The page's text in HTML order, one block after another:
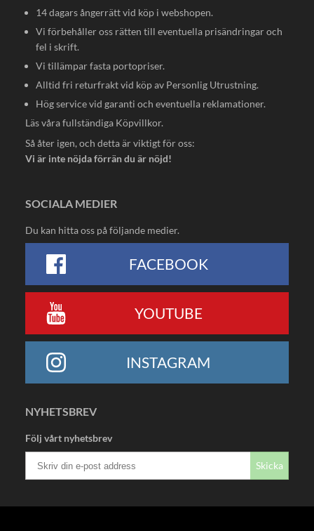
14 dagars ångerrätt vid köp i webshopen.
Vi förbehåller oss rätten till eventuella prisändringar och
fel i skrift.
Vi tillämpar fasta portopriser.
Alltid fri returfrakt vid köp av Personlig Utrustning.
Hög service vid garanti och eventuella reklamationer.
Läs våra fullständiga Köpvillkor.
Så åter igen, och detta är viktigt för oss:
Vi är inte nöjda förrän du är nöjd!
SOCIALA MEDIER
Du kan hitta oss på följande medier.
FACEBOOK
YOUTUBE
INSTAGRAM
NYHETSBREV
Följ vårt nyhetsbrev
Skicka